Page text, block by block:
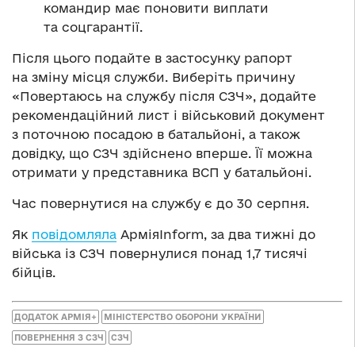
командир має поновити виплати
та соцгарантії.
Після цього подайте в застосунку рапорт
на зміну місця служби. Виберіть причину
«Повертаюсь на службу після СЗЧ», додайте
рекомендаційний лист і військовий документ
з поточною посадою в батальйоні, а також
довідку, що СЗЧ здійснено вперше. Її можна
отримати у представника ВСП у батальйоні.
Час повернутися на службу є до 30 серпня.
Як повідомляла АрміяInform, за два тижні до
війська із СЗЧ повернулися понад 1,7 тисячі
бійців.
ДОДАТОК АРМІЯ+ МІНІСТЕРСТВО ОБОРОНИ УКРАЇНИ
ПОВЕРНЕННЯ З СЗЧ СЗЧ